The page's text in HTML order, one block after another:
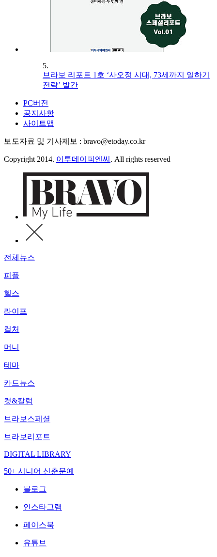
5.
브라보 리포트 1호 ‘사오정 시대, 73세까지 일하기
전략’ 발간
PC버전
공지사항
사이트맵
보도자료 및 기사제보 : bravo@etoday.co.kr
Copyright 2014. 이투데이피엔씨 . All rights reserved
전체뉴스
피플
헬스
라이프
컬처
머니
테마
카드뉴스
컷&칼럼
브라보스페셜
브라보리포트
DIGITAL LIBRARY
50+ 시니어 신춘문예
블로그
인스타그램
페이스북
유튜브